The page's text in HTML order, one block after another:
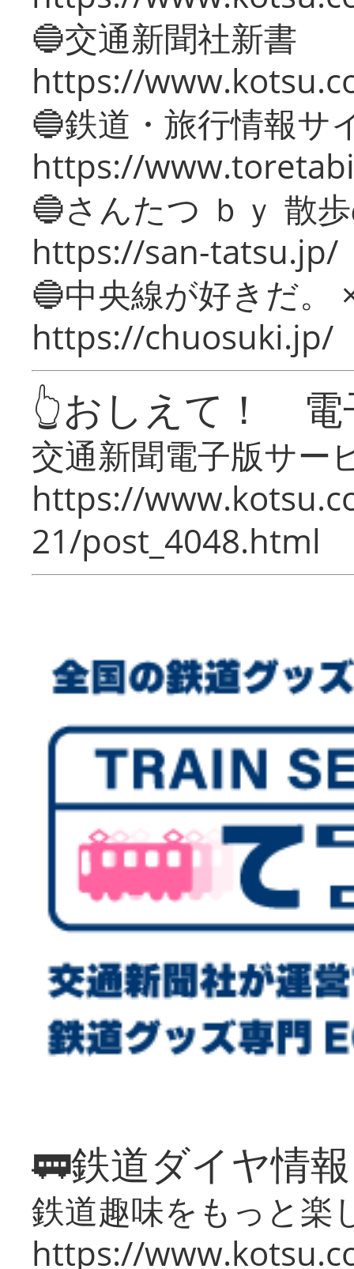
🔵交通新聞社新書
https://
🔵鉄道・旅行情報サ
https://
🔵さんたつ ｂｙ 散
https://san-tatsu.jp/
🔵中央線が好きだ。
https://chuosuki.jp/
👆おしえて！ 電
交通新聞電子版サー
https://
21/post_4048.html
🚃鉄道ダイヤ情
鉄道趣味をもっと楽
https://